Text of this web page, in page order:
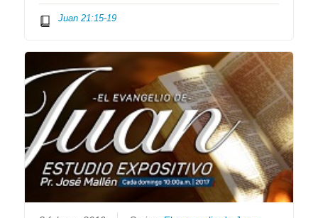
Juan 21:15-19